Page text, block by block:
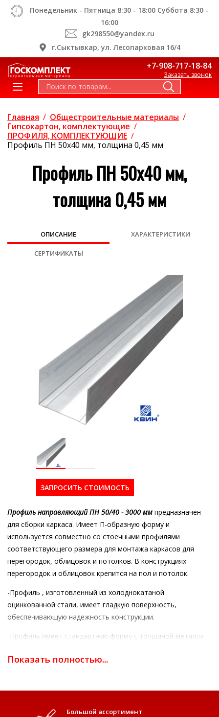
Понедельник - Пятница 8:30 - 18:00 Суббота 8:30 -
16:00
gk298550@yandex.ru
г.Сыктывкар, ул. Лесопарковая 16/4
+7-908-717-18-84
Заказать звонок
Главная / Общестроительные материалы /
Гипсокартон, комплектующие /
ПРОФИЛЯ, КОМПЛЕКТУЮЩИЕ /
Профиль ПН 50х40 мм, толщина 0,45 мм
Профиль ПН 50х40 мм,
толщина 0,45 мм
ОПИСАНИЕ ХАРАКТЕРИСТИКИ
СЕРТИФИКАТЫ
ЗАПРОСИТЬ СТОИМОСТЬ
Профиль направляющий ПН 50/40 - 3000 мм предназначен
для сборки каркаса. Имеет П-образную форму и
используется совместно со стоечными профилями
соответствующего размера для монтажа каркасов для
перегородок, облицовок и потолков. В конструкциях
перегородок и облицовок крепится на пол и потолок.
-Профиль , изготовленный из холоднокатаной
оцинкованной стали, имеет гладкую поверхность,
обеспечивающую надежность конструкции.
-Профиль имеет стандартную форму с толщиной металла
классической каркасной перегородки, описанной в СП
-Профиль сертифицирован в применении систем для
Показать полностью...
Большой ассортимент